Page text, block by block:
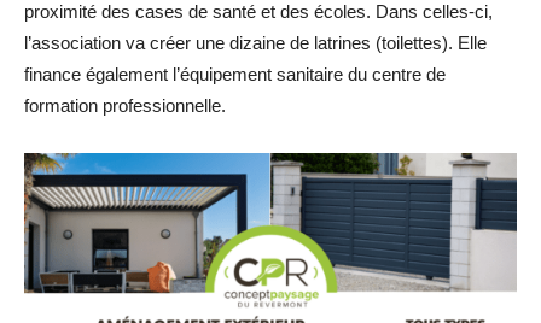
proximité des cases de santé et des écoles. Dans celles-ci,
l’association va créer une dizaine de latrines (toilettes). Elle
finance également l’équipement sanitaire du centre de
formation professionnelle.